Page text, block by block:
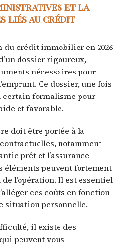
et la
liés au crédit
du crédit immobilier en 2026
dossier rigoureux,
nécessaires pour
Ce dossier, une fois
formalisme pour
et favorable.
doit être portée à la
notamment
prêt et l’assurance
éléments peuvent fortement
l’opération. Il est essentiel
ces coûts en fonction
situation personnelle.
il existe des
peuvent vous